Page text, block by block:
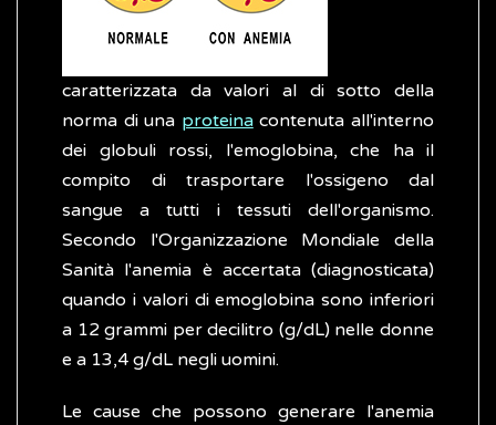
caratterizzata da valori al di sotto della
norma di una proteinacontenuta all'interno
dei globuli rossi, l'emoglobina, che ha il
compito di trasportare l'ossigeno dal
sangue a tutti i tessuti dell'organismo.
Secondo l'Organizzazione Mondiale della
Sanità l'anemia è accertata (diagnosticata)
quando i valori di emoglobina sono inferiori
a 12 grammi per decilitro (g/dL) nelle donne
e a 13,4 g/dL negli uomini.
Le cause che possono generare l'anemia